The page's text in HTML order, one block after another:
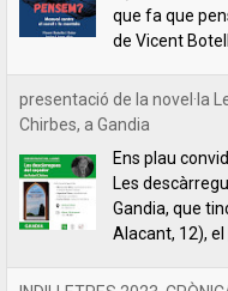
que fa que
de Vicent
presentació de la novel·la
Chirbes, a Gandia
Ens plau
Les
Gandia, que
Alacant, 12), el